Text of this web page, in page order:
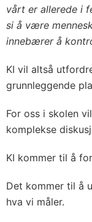
vårt er allerede i
si å være
innebærer å
KI vil altså
grunnleggende
For oss i skolen
komplekse
KI kommer til å
Det kommer til å
hva vi måler.